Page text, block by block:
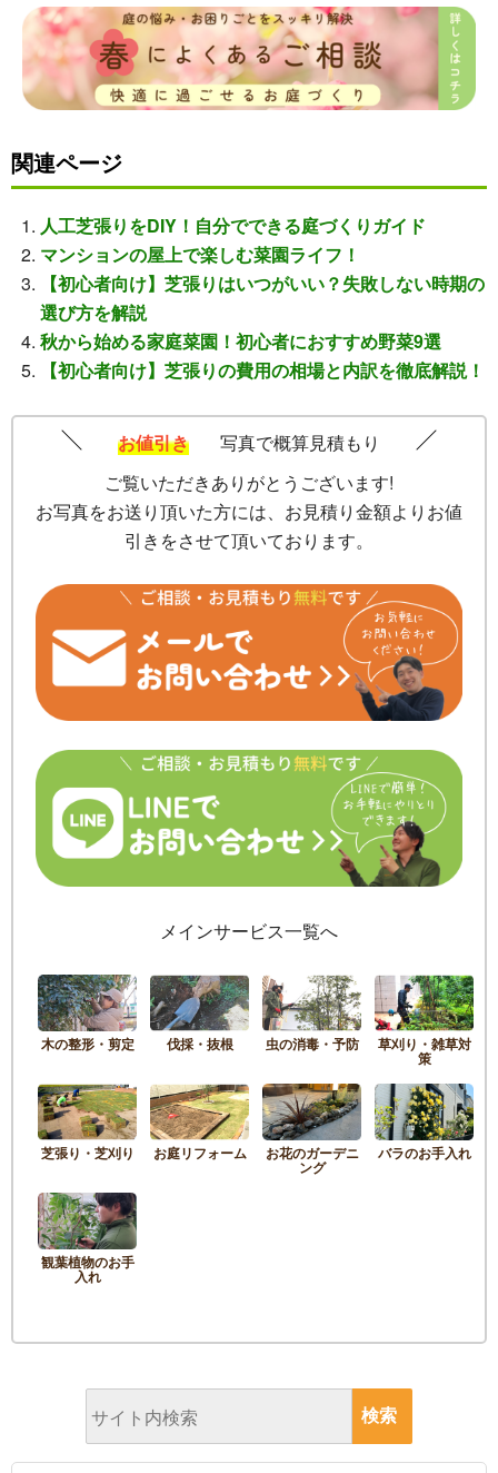
関連ページ
人工芝張りをDIY！自分でできる庭づくりガイド
マンションの屋上で楽しむ菜園ライフ！
【初心者向け】芝張りはいつがいい？失敗しない時期の
選び方を解説
秋から始める家庭菜園！初心者におすすめ野菜9選
【初心者向け】芝張りの費用の相場と内訳を徹底解説！
お値引き
写真で概算見積もり
ご覧いただきありがとうございます!
お写真をお送り頂いた方には、お見積り金額よりお値
引きをさせて頂いております。
メインサービス一覧へ
木の整形・剪定 伐採・抜根 虫の消毒・予防 草刈り・雑草対
策
芝張り・芝刈り お庭リフォーム お花のガーデニ
ング
バラのお手入れ
観葉植物のお手
入れ